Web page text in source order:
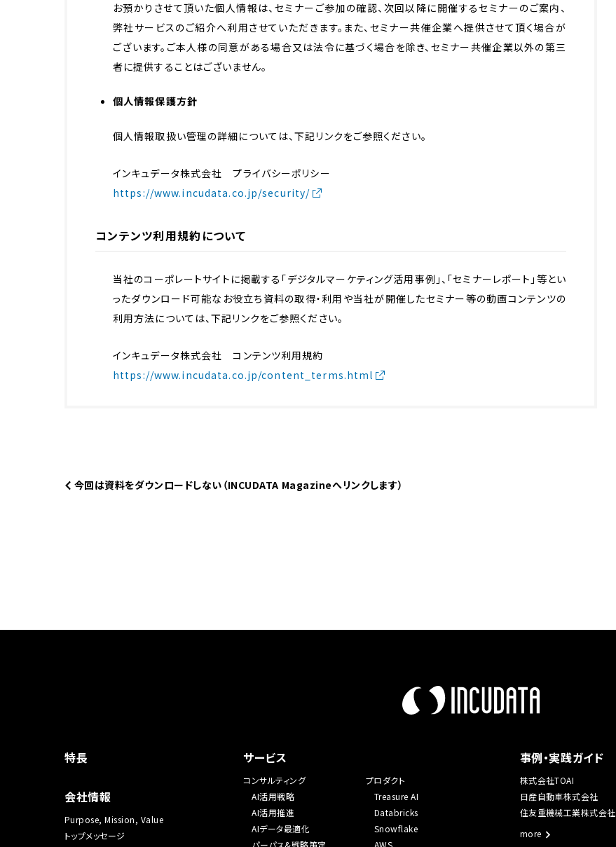
お預かりさせて頂いた個人情報は、セミナーご参加の確認、次回以降に開催するセミナーのご案内、
弊社サービスのご紹介へ利用させていただきます。また、セミナー共催企業へ提供させて頂く場合が
ございます。ご本人様の同意がある場合又は法令に基づく場合を除き、セミナー共催企業以外の第三
者に提供することはございません。
個人情報保護方針
個人情報取扱い管理の詳細については、下記リンクをご参照ください。
インキュデータ株式会社 プライバシーポリシー
https://www.incudata.co.jp/security/
コンテンツ利用規約について
当社のコーポレートサイトに掲載する「デジタルマーケティング活用事例」、「セミナーレポート」等とい
ったダウンロード可能なお役立ち資料の取得・利用や当社が開催したセミナー等の動画コンテンツの
利用方法については、下記リンクをご参照ください。
インキュデータ株式会社 コンテンツ利用規約
https://www.incudata.co.jp/content_terms.html
今回は資料をダウンロードしない（INCUDATA Magazineへリンクします）
特長
会社情報
Purpose, Mission, Value
トップメッセージ
サービス
コンサルティング
AI活用戦略
AI活用推進
AIデータ最適化
プロダクト
Treasure AI
Databricks
Snowflake
事例・実践ガイド
株式会社TOAI
日産自動車株式会社
住友重機械工業株式会社
more